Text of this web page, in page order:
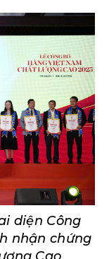
diện Công
nhận chứng